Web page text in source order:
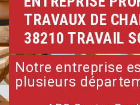
TRAVAUX DE
38210 TRAVAIL
Notre entreprise
plusieurs